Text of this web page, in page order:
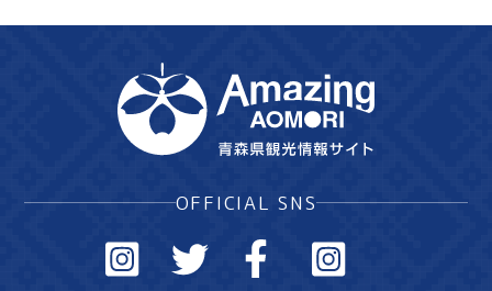
OFFICIAL SNS